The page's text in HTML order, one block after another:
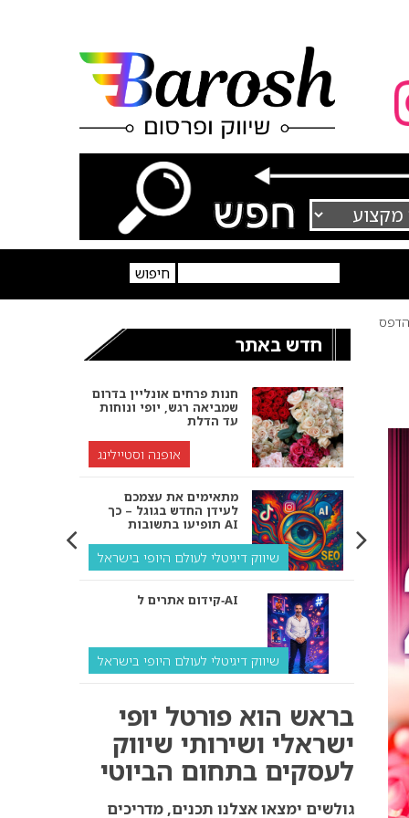
הדפס
חדש באתר
חנות פרחים אונליין בדרום
שמביאה רגש, יופי ונוחות
עד הדלת
אופנה וסטיילינג
מתאימים את עצמכם
לעידן החדש בגוגל – כך
תופיעו בתשובות AI
שיווק דיגיטלי לעולם היופי בישראל
קידום אתרים ל‑AI
שיווק דיגיטלי לעולם היופי בישראל
ולמה העסק שלך צריך
שיווק דיגיטלי לעסקים
קידום ל‑AI לעומת קידום
בראש הוא פורטל יופי
ישראלי ושירותי שיווק
לעסקים בתחום הביוטי
גולשים ימצאו אצלנו תכנים, מדריכים